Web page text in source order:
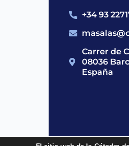
+34 93
Carrer de
08036
España